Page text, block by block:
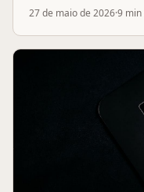
27 de maio de 2026·9 min